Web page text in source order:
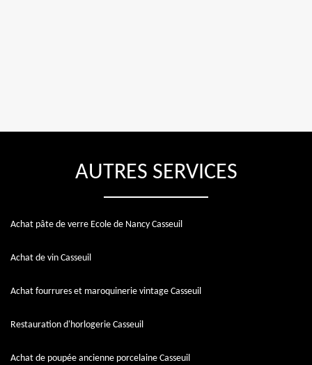
AUTRES SERVICES
Achat pâte de verre Ecole de Nancy Casseuil
Achat de vin Casseuil
Achat fourrures et maroquinerie vintage Casseuil
Restauration d'horlogerie Casseuil
Achat de poupée ancienne porcelaine Casseuil